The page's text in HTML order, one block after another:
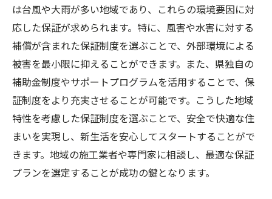
地元業者の選び方とポイント
地域密着型施工会社の強み
地元業者とのコミュニケーション方法
保証制度における地元業者の役割
地域の問題と地元業者の対応力
地元業者に依頼する安心感
新築住宅の断熱性能保証で快適性を長期維持す
る方法
断熱性能の保証が重要な理由
は台風や大雨が多い地域であり、これらの環境要因に対
応した保証が求められます。特に、風害や水害に対する
補償が含まれた保証制度を選ぶことで、外部環境による
被害を最小限に抑えることができます。また、県独自の
補助金制度やサポートプログラムを活用することで、保
証制度をより充実させることが可能です。こうした地域
特性を考慮した保証制度を選ぶことで、安全で快適な住
まいを実現し、新生活を安心してスタートすることがで
きます。地域の施工業者や専門家に相談し、最適な保証
プランを選定することが成功の鍵となります。